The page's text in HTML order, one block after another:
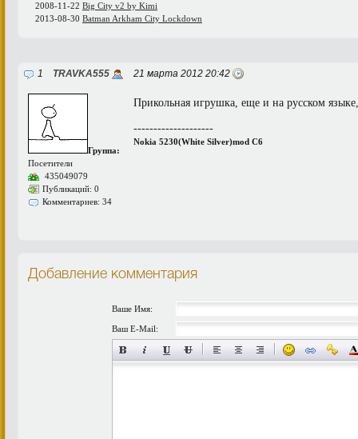
2008-11-22 Big City v2 by Kimi
2013-08-30 Batman Arkham City Lockdown
1 TRAVKA555 21 марта 2012 20:42
Группа:
Посетители
435049079
Публикаций: 0
Комментариев: 34
Прикольная игрушка, еще и на русском языке,
--------------------
Nokia 5230(White Silver)mod C6
Добавление комментария
Ваше Имя:
Ваш E-Mail: